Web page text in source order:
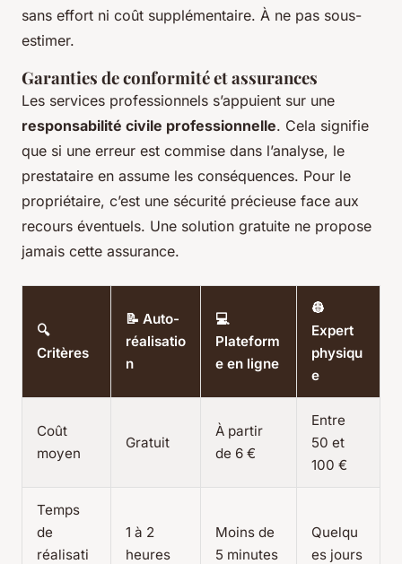
sans effort ni coût supplémentaire. À ne pas sous-
estimer.
Garanties de conformité et assurances
Les services professionnels s’appuient sur une
responsabilité civile professionnelle. Cela signifie
que si une erreur est commise dans l’analyse, le
prestataire en assume les conséquences. Pour le
propriétaire, c’est une sécurité précieuse face aux
recours éventuels. Une solution gratuite ne propose
jamais cette assurance.
🔍
Critères
📝 Auto-
réalisatio
n
💻
Plateform
e en ligne
👷
Expert
physiqu
e
Coût
moyen
Gratuit
À partir
de 6 €
Entre
50 et
100 €
Temps
de
réalisati
1 à 2
heures
Moins de
5 minutes
Quelqu
es jours